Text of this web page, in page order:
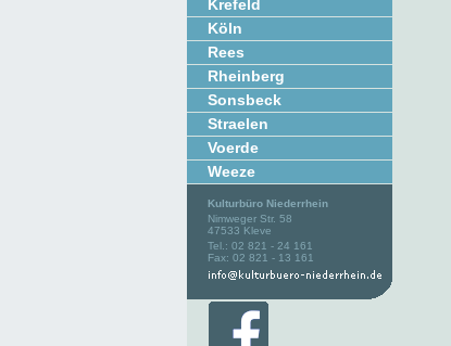
Krefeld
Köln
Rees
Rheinberg
Sonsbeck
Straelen
Voerde
Weeze
Kulturbüro Niederrhein
Nimweger Str. 58
47533 Kleve
Tel.: 02 821 - 24 161
Fax: 02 821 - 13 161